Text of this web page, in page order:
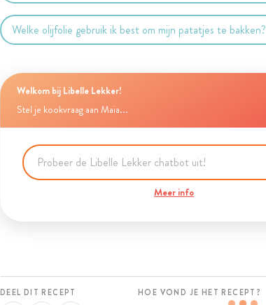
Welke olijfolie gebruik ik best om mijn patatjes te bakken?
Welkom bij Libelle Lekker!
Stel je kookvraag aan Maia...
Meer info
DEEL DIT RECEPT HOE VOND JE HET RECEPT?